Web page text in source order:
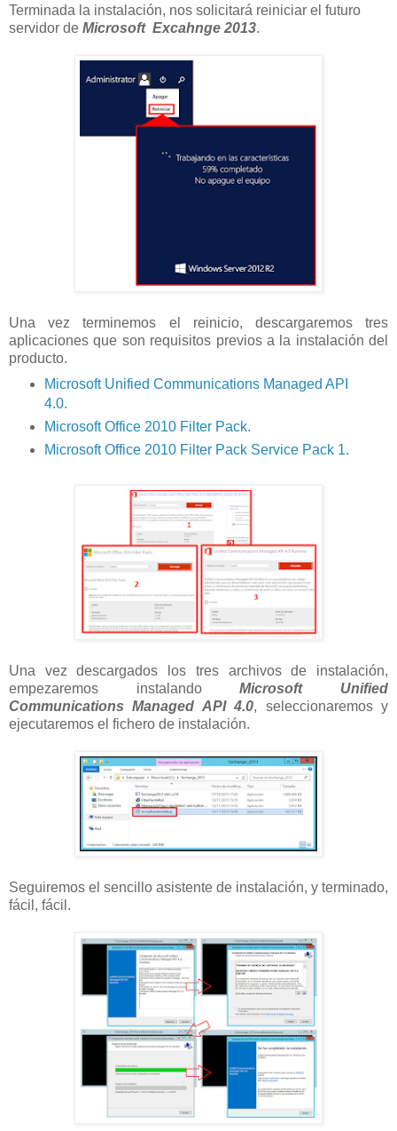
Terminada la instalación, nos solicitará reiniciar el futuro
servidor de Microsoft Excahnge 2013.
Una vez terminemos el reinicio, descargaremos tres
aplicaciones que son requisitos previos a la instalación del
producto.
Microsoft Unified Communications Managed API
4.0.
Microsoft Office 2010 Filter Pack.
Microsoft Office 2010 Filter Pack Service Pack 1.
Una vez descargados los tres archivos de instalación,
empezaremos instalandoMicrosoft Unified
Communications Managed API 4.0, seleccionaremos y
ejecutaremos el fichero de instalación.
Seguiremos el sencillo asistente de instalación, y terminado,
fácil, fácil.